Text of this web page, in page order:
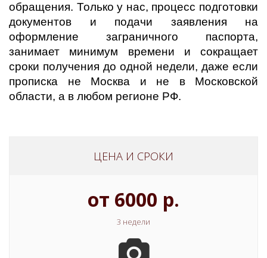
обращения. Только у нас, процесс подготовки
документов и подачи заявления на
оформление заграничного паспорта,
занимает минимум времени и сокращает
сроки получения до одной недели, даже если
прописка не Москва и не в Московской
области, а в любом регионе РФ.
ЦЕНА И СРОКИ
от 6000 р.
3 недели